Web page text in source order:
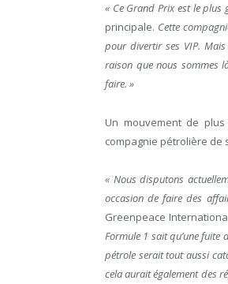
« Ce Grand Prix est le plus
principale. Cette
pour divertir ses VIP.
raison que nous sommes
faire. »
Un mouvement de
compagnie pétrolière de
« Nous disputons
occasion de faire des
Greenpeace
Formule 1 sait qu’une fuite
pétrole serait tout aussi
cela aurait également des